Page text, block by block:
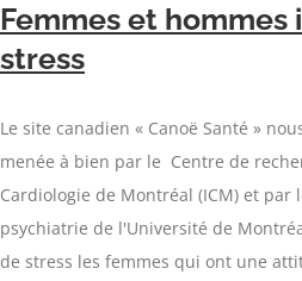
Femmes et hommes
stress
Le site canadien « Canoë Santé »
menée à bien par le Centre de
Cardiologie de Montréal (ICM) et par
psychiatrie de l'Université de
de stress les femmes qui ont une